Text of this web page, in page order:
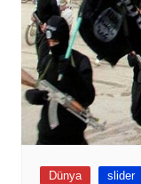
Dünya slider